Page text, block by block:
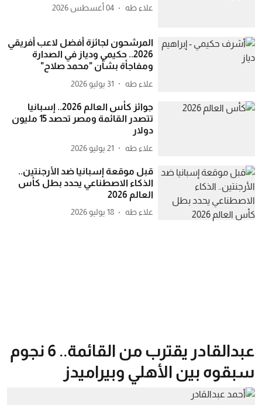
علاء طه 04 أغسطس 2026
المرشحون لجائزة أفضل لاعب أفريقي
2026.. حكيمي ودياز في الصدارة
ومفاجأة بشأن "محمد صلاح"
علاء طه 31 يوليو 2026
جوائز كأس العالم 2026.. إسبانيا
تتصدر القائمة ومصر تحصد 15 مليون
دولار
علاء طه 21 يوليو 2026
قبل موقعة إسبانيا ضد الأرجنتين..
الذكاء الاصطناعي يحدد بطل كأس
العالم 2026
علاء طه 18 يوليو 2026
عبدالقادر يقترب من القائمة.. 6 نجوم
سبقوه بين الأهلي وبيراميدز